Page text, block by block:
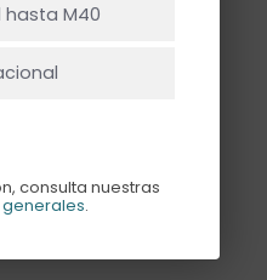
hasta M40
consulta nuestras
.